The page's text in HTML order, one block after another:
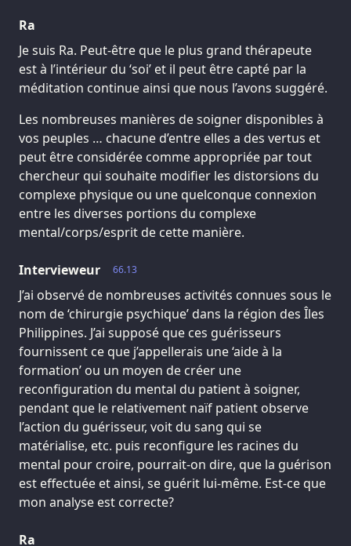
Ra
Je suis Ra. Peut-être que le plus grand thérapeute
est à l’intérieur du ‘soi’ et il peut être capté par la
méditation continue ainsi que nous l’avons suggéré.
Les nombreuses manières de soigner disponibles à
vos peuples … chacune d’entre elles a des vertus et
peut être considérée comme appropriée par tout
chercheur qui souhaite modifier les distorsions du
complexe physique ou une quelconque connexion
entre les diverses portions du complexe
mental/corps/esprit de cette manière.
66.13
Intervieweur
J’ai observé de nombreuses activités connues sous le
nom de ‘chirurgie psychique’ dans la région des Îles
Philippines. J’ai supposé que ces guérisseurs
fournissent ce que j’appellerais une ‘aide à la
formation’ ou un moyen de créer une
reconfiguration du mental du patient à soigner,
pendant que le relativement naïf patient observe
l’action du guérisseur, voit du sang qui se
matérialise, etc. puis reconfigure les racines du
mental pour croire, pourrait-on dire, que la guérison
est effectuée et ainsi, se guérit lui-même. Est-ce que
mon analyse est correcte?
Ra